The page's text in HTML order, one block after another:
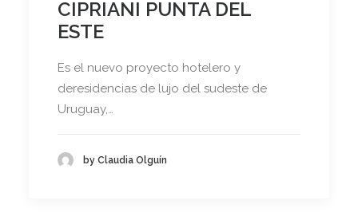
CIPRIANI PUNTA DEL
ESTE
Es el nuevo proyecto hotelero y
deresidencias de lujo del sudeste de
Uruguay,…
by Claudia Olguín